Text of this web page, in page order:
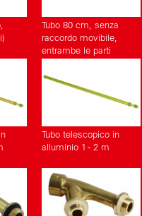
Tubo 80 cm, senza
raccordo movibile,
entrambe le parti
Tubo telescopico in
alluminio 1 - 2 m